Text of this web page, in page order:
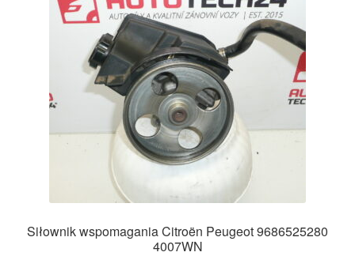
Siłownik wspomagania Citroën Peugeot 9686525280
4007WN